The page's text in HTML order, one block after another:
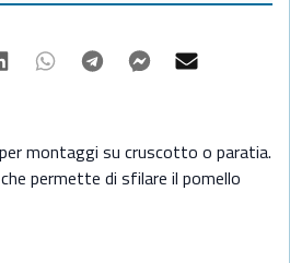
LinkedinWhatsappTelegramFacebook
montaggi su cruscotto o paratia.
permette di sfilare il pomello